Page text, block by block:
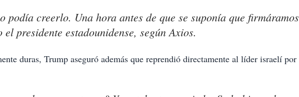
podía creerlo. Una hora antes de que se suponía que firmáramos
presidente estadounidense, según Axios.
duras, Trump aseguró además que reprendió directamente al líder israelí por